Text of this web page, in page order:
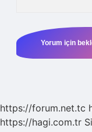
https://forum.net.tc
https://hagi.com.tr